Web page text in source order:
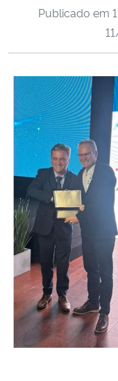
Ministério da Cidadania
Ministério de Minas e Energia
Ministério da Ciência,
Ministério do Meio Ambiente
Ministério do Turismo
Ministério do
Controladoria-Geral da União
Ministério da Mulher, da
Secretaria-Geral
Publicado em